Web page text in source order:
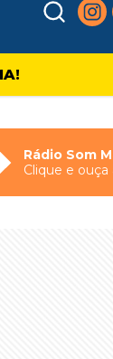
Rádio Som
Clique e ouça